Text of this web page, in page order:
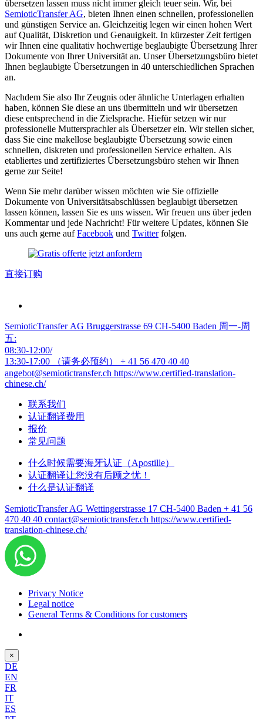
übersetzen lassen muss nicht immer gleich teuer sein. Wir, bei
SemioticTransfer AG, bieten Ihnen einen schnellen, professionellen
und günstigen Service an. Gleichzeitig legen wir einen hohen Wert
auf Qualität, Diskretion und Genauigkeit. In kürzester Zeit fertigen
wir Ihnen eine qualitativ hochwertige beglaubigte Übersetzung Ihrer
Dokumente von Ihrer Universität an. Unser Übersetzungsbüro bietet
Ihnen beglaubigte Übersetzungen in 40 unterschiedlichen Sprachen
an.
Nachdem Sie also Ihr Zeugnis oder ähnliche Unterlagen erhalten
haben, können Sie diese an uns übermitteln und wir übersetzen
diese entsprechend in die Zielsprache. Hiefür setzen wir nur
professionelle Muttersprachler als Übersetzer ein. Wir stellen sicher,
dass Sie eine makellose beglaubigte Übersetzung sowie einen
schnellen, diskreten und professionellen Service erhalten. Als
etabliertes und zertifiziertes Übersetzungsbüro stehen wir Ihnen
gerne zur Seite!
Wenn Sie mehr darüber wissen möchten wie Sie offizielle
Dokumente von Universitätsabschlüssen beglaubigt übersetzen
lassen können, lassen Sie es uns wissen. Wir freuen uns über jeden
Kommentar und jede Nachricht! Für weitere Updates, können Sie
uns auch gerne aufFacebook und Twitterfolgen.
直接订购
SemioticTransfer AG Bruggerstrasse 69 CH-5400 Baden 周一-周
五:
08:30-12:00/
13:30-17:00 （请务必预约） + 41 56 470 40 40
angebot@semiotictransfer.ch https://www.certified-translation-
chinese.ch/
联系我们
认证翻译费用
报价
常见问题
什么时候需要海牙认证（Apostille）
认证翻译让您没有后顾之忧！
什么是认证翻译
SemioticTransfer AG Wettingerstrasse 17 CH-5400 Baden + 41 56
470 40 40 contact@semiotictransfer.ch https://www.certified-
translation-chinese.ch/
Privacy Notice
Legal notice
General Terms & Conditions for customers
×
DE
EN
FR
IT
ES